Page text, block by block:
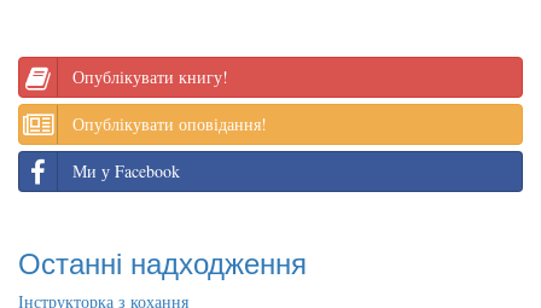
Опублікувати книгу!
Опублікувати оповідання!
Ми у Facebook
Останні надходження
Інструкторка з кохання